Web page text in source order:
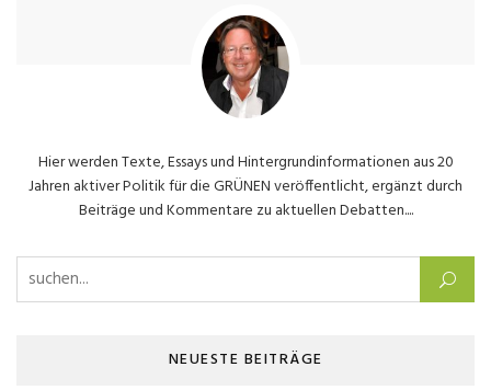
Hier werden Texte, Essays und Hintergrundinformationen aus 20
Jahren aktiver Politik für die GRÜNEN veröffentlicht, ergänzt durch
Beiträge und Kommentare zu aktuellen Debatten....
Suchen nach:
NEUESTE BEITRÄGE